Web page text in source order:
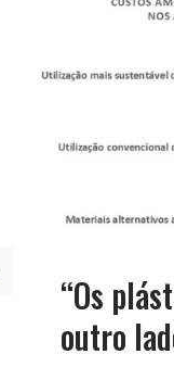
“Os
outro